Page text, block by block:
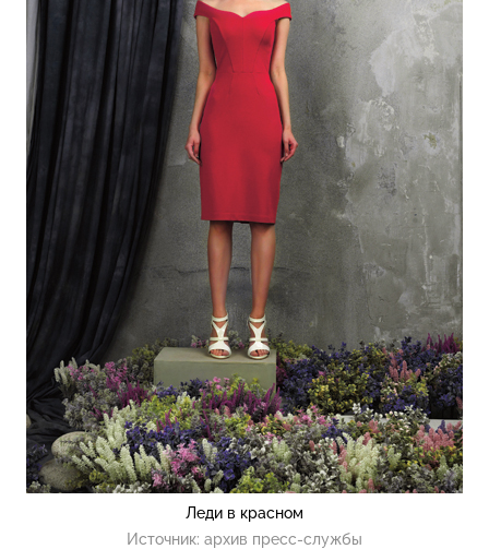
Леди в красном
Источник: архив пресс-службы